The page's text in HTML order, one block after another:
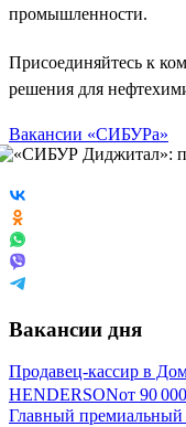
промышленности.
Присоединяйтесь к
решения для
Вакансии «СИБУРа»
Вакансии дня
Продавец-кассир в
HENDERSONот 90 000
Главный